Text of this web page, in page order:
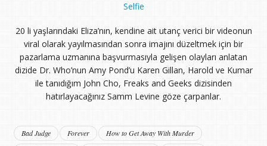
Selfie
20 li yaşlarındaki Eliza’nın, kendine ait utanç verici bir videonun
viral olarak yayılmasından sonra imajını düzeltmek için bir
pazarlama uzmanına başvurmasıyla gelişen olayları anlatan
dizide Dr. Who’nun Amy Pond’u Karen Gillan, Harold ve Kumar
ile tanıdığım John Cho, Freaks and Geeks dizisinden
hatırlayacağınız Samm Levine göze çarpanlar.
Bad Judge Forever
How to Get Away With Murder